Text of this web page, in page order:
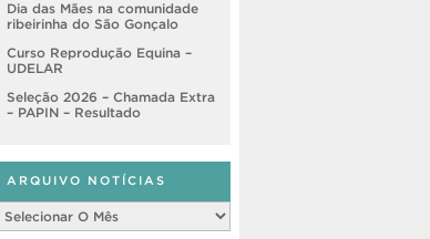
Dia das Mães na comunidade
ribeirinha do São Gonçalo
Curso Reprodução Equina –
UDELAR
Seleção 2026 – Chamada Extra
– PAPIN – Resultado
ARQUIVO NOTÍCIAS
Notícias